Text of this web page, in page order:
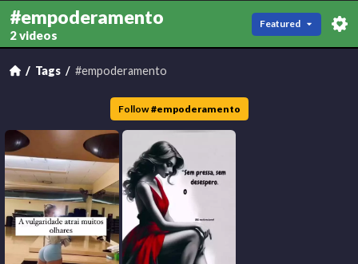
#empoderamento
2 videos
Featured
Tags #empoderamento
Follow #empoderamento